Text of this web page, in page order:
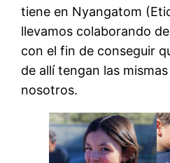
tiene en Nyangatom
llevamos colaborando
con el fin de conseguir
de allí tengan las
nosotros.